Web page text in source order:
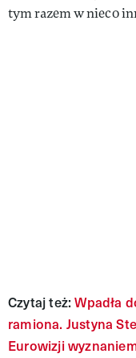
tym razem w nieco
Czytaj też:Wpadła
ramiona. Justyna
Eurowizji